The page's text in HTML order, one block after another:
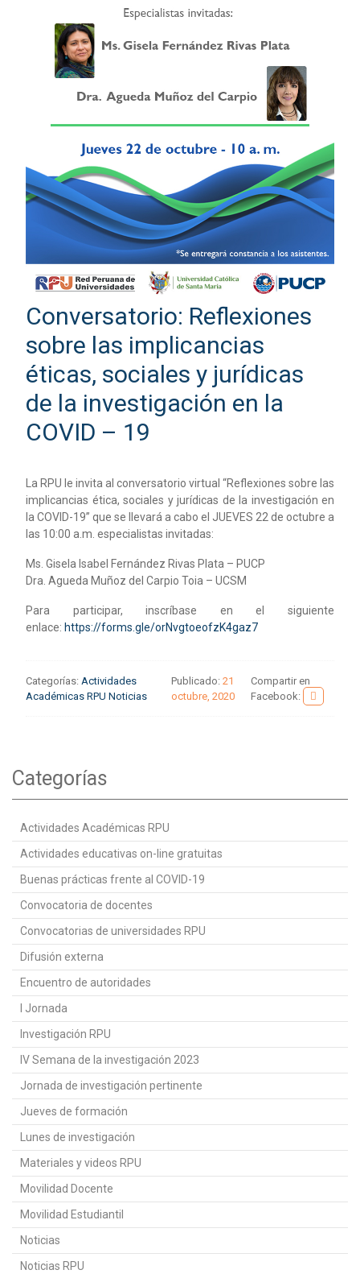
Conversatorio: Reflexiones
sobre las implicancias
éticas, sociales y jurídicas
de la investigación en la
COVID – 19
La RPU le invita al conversatorio virtual “Reflexiones sobre las
implicancias ética, sociales y jurídicas de la investigación en
la COVID-19” que se llevará a cabo el JUEVES 22 de octubre a
las 10:00 a.m. especialistas invitadas:
Ms. Gisela Isabel Fernández Rivas Plata – PUCP
Dra. Agueda Muñoz del Carpio Toia – UCSM
Para participar, inscríbase en el siguiente
enlace: https://forms.gle/orNvgtoeofzK4gaz7
Categorías: Actividades
Académicas RPU Noticias
Publicado: 21
octubre, 2020
Compartir en
Facebook:
Categorías
Actividades Académicas RPU
Actividades educativas on-line gratuitas
Buenas prácticas frente al COVID-19
Convocatoria de docentes
Convocatorias de universidades RPU
Difusión externa
Encuentro de autoridades
I Jornada
Investigación RPU
IV Semana de la investigación 2023
Jornada de investigación pertinente
Jueves de formación
Lunes de investigación
Materiales y videos RPU
Movilidad Docente
Movilidad Estudiantil
Noticias
Noticias RPU